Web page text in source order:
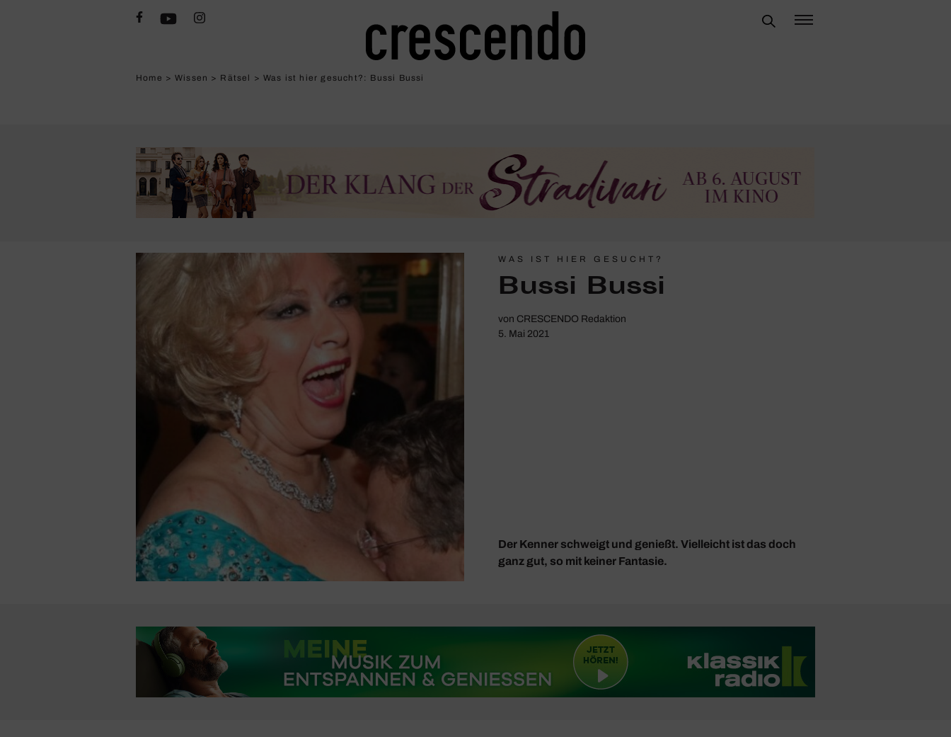
Home > Wissen > Rätsel > Was ist hier gesucht?: Bussi Bussi
WAS IST HIER GESUCHT?
Bussi Bussi
von CRESCENDO Redaktion
5. Mai 2021
Der Kenner schweigt und genießt. Vielleicht ist das doch
ganz gut, so mit keiner Fantasie.